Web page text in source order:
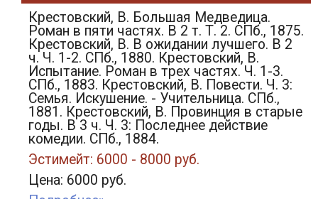
Крестовский, В. Большая Медведица.
Роман в пяти частях. В 2 т. Т. 2. СПб., 1875.
Крестовский, В. В ожидании лучшего. В 2
ч. Ч. 1-2. СПб., 1880. Крестовский, В.
Испытание. Роман в трех частях. Ч. 1-3.
СПб., 1883. Крестовский, В. Повести. Ч. 3:
Семья. Искушение. - Учительница. СПб.,
1881. Крестовский, В. Провинция в старые
годы. В 3 ч. Ч. 3: Последнее действие
комедии. СПб., 1884.
Эстимейт: 6000 - 8000 руб.
Цена: 6000 руб.